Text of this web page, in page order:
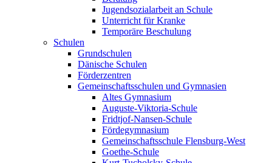
Jugendsozialarbeit an Schule
Unterricht für Kranke
Temporäre Beschulung
Schulen
Grundschulen
Dänische Schulen
Förderzentren
Gemeinschaftsschulen und Gymnasien
Altes Gymnasium
Auguste-Viktoria-Schule
Fridtjof-Nansen-Schule
Fördegymnasium
Gemeinschaftsschule Flensburg-West
Goethe-Schule